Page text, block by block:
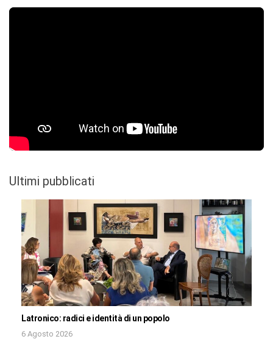
Ultimi pubblicati
Latronico: radici e identità di un popolo
6 Agosto 2026